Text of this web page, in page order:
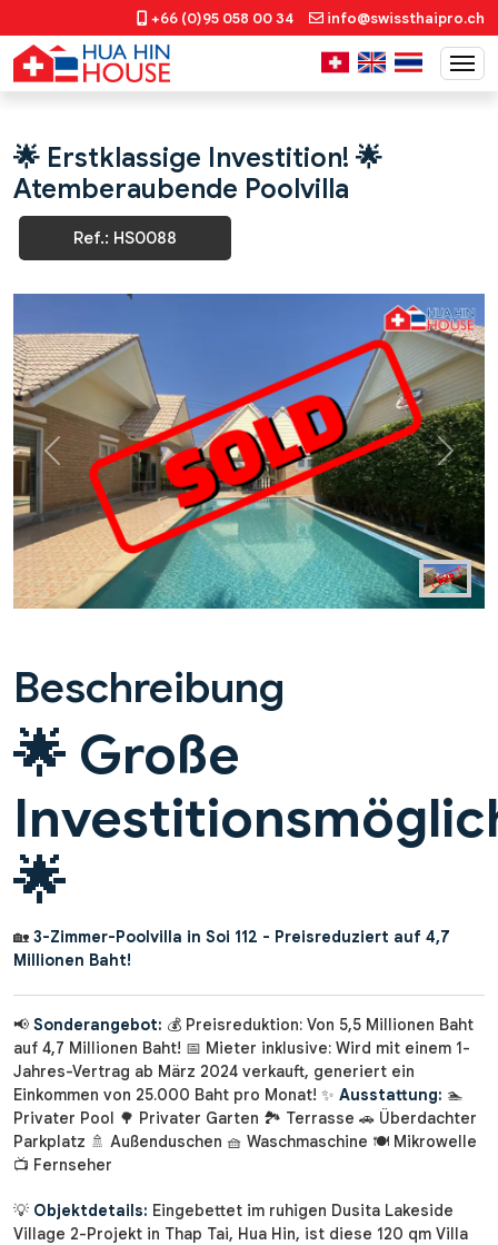
+66 (0)95 058 00 34 info@swissthaipro.ch
🌟 Erstklassige Investition! 🌟
Atemberaubende Poolvilla
Ref.: HS0088
Previous Next
Beschreibung
🌟 Große
🌟
🏡 3-Zimmer-Poolvilla in Soi 112 - Preisreduziert auf 4,7
Millionen Baht!
📢 Sonderangebot: 💰 Preisreduktion: Von 5,5 Millionen Baht
auf 4,7 Millionen Baht! 📅 Mieter inklusive: Wird mit einem 1-
Jahres-Vertrag ab März 2024 verkauft, generiert ein
Einkommen von 25.000 Baht pro Monat! ✨ Ausstattung: 🏊
Privater Pool 🌳 Privater Garten 🏞 Terrasse 🚗 Überdachter
Parkplatz 🚿 Außenduschen 🧺 Waschmaschine 🍽 Mikrowelle
📺 Fernseher
💡 Objektdetails: Eingebettet im ruhigen Dusita Lakeside
Village 2-Projekt in Thap Tai, Hua Hin, ist diese 120 qm Villa